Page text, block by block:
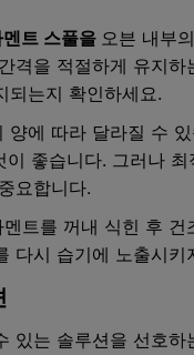
트 스풀을 오븐 내부의
격을 적절하게 유지
되는지 확인하세요.
에 따라 달라질 수
좋습니다. 그러나
요합니다.
트를 꺼내 식힌 후
다시 습기에 노출시키
있는 솔루션을 선호하